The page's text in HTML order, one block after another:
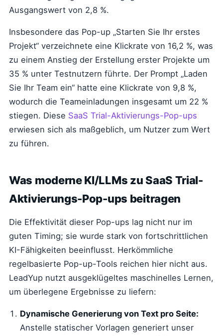
Ausgangswert von 2,8 %.
Insbesondere das Pop-up „Starten Sie Ihr erstes
Projekt“ verzeichnete eine Klickrate von 16,2 %, was
zu einem Anstieg der Erstellung erster Projekte um
35 % unter Testnutzern führte. Der Prompt „Laden
Sie Ihr Team ein“ hatte eine Klickrate von 9,8 %,
wodurch die Teameinladungen insgesamt um 22 %
stiegen. Diese SaaS Trial-Aktivierungs-Pop-ups
erwiesen sich als maßgeblich, um Nutzer zum Wert
zu führen.
Was moderne KI/LLMs zu SaaS Trial-
Aktivierungs-Pop-ups beitragen
Die Effektivität dieser Pop-ups lag nicht nur im
guten Timing; sie wurde stark von fortschrittlichen
KI-Fähigkeiten beeinflusst. Herkömmliche
regelbasierte Pop-up-Tools reichen hier nicht aus.
LeadYup nutzt ausgeklügeltes maschinelles Lernen,
um überlegene Ergebnisse zu liefern:
Dynamische Generierung von Text pro Seite:
Anstelle statischer Vorlagen generiert unser